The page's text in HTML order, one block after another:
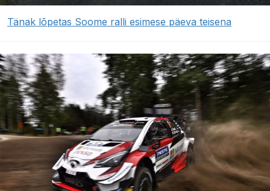
Tänak lõpetas Soome ralli esimese päeva teisena